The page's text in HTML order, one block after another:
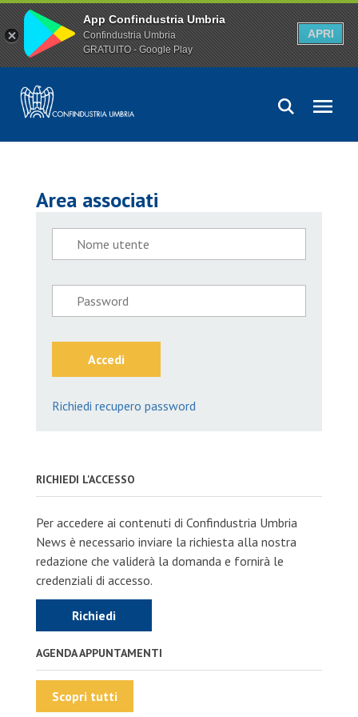
Area associati
Accedi
Richiedi recupero password
RICHIEDI L'ACCESSO
Per accedere ai contenuti di Confindustria Umbria
News è necessario inviare la richiesta alla nostra
redazione che validerà la domanda e fornirà le
credenziali di accesso.
Richiedi
AGENDA APPUNTAMENTI
Scopri tutti
App Confindustria Umbria
Confindustria Umbria
GRATUITO - Google Play
APRI